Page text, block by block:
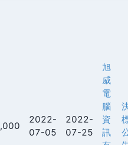
2022-
07-05
2022-
07-25
旭
威
電
腦
資
訊